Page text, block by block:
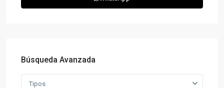
Búsqueda Avanzada
Tipos